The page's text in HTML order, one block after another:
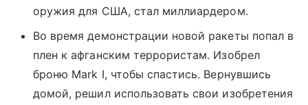
оружия для США, стал миллиардером.
Во время демонстрации новой ракеты попал в
плен к афганским террористам. Изобрел
броню Mark I, чтобы спастись. Вернувшись
домой, решил использовать свои изобретения